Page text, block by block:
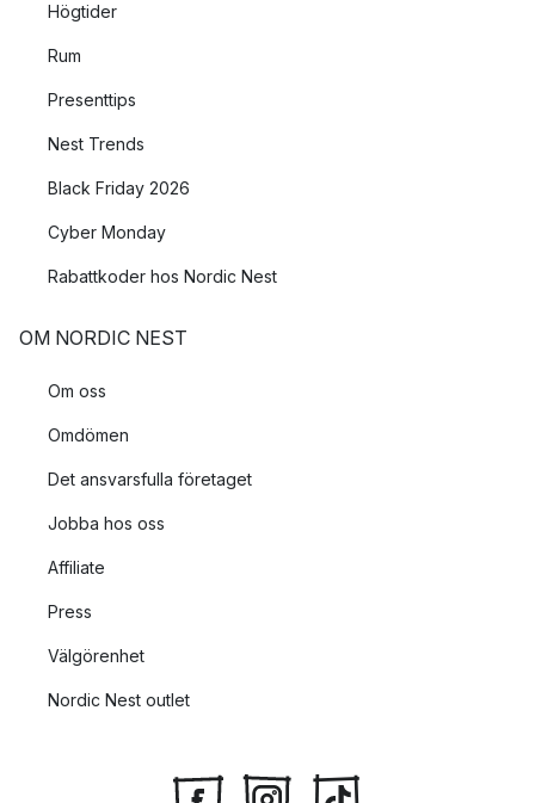
Högtider
Rum
Presenttips
Nest Trends
Black Friday 2026
Cyber Monday
Rabattkoder hos Nordic Nest
OM NORDIC NEST
Om oss
Omdömen
Det ansvarsfulla företaget
Jobba hos oss
Affiliate
Press
Välgörenhet
Nordic Nest outlet